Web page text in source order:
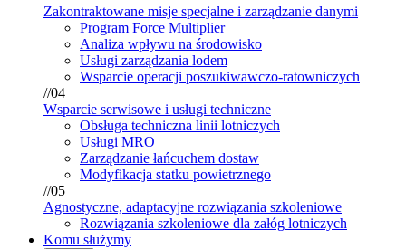
Zakontraktowane misje specjalne i zarządzanie danymi
Program Force Multiplier
Analiza wpływu na środowisko
Usługi zarządzania lodem
Wsparcie operacji poszukiwawczo-ratowniczych
//04
Wsparcie serwisowe i usługi techniczne
Obsługa techniczna linii lotniczych
Usługi MRO
Zarządzanie łańcuchem dostaw
Modyfikacja statku powietrznego
//05
Agnostyczne, adaptacyjne rozwiązania szkoleniowe
Rozwiązania szkoleniowe dla załóg lotniczych
Komu służymy